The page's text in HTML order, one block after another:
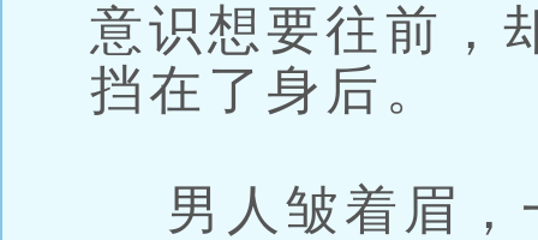
意识想要往前，
挡在了身后。
男人皱着眉，